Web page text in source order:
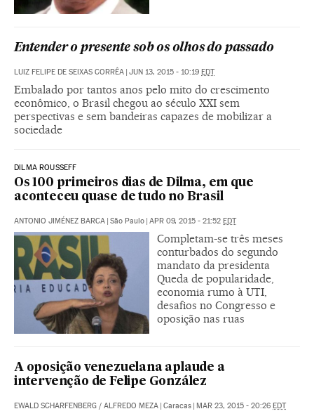
Entender o presente sob os olhos do passado
LUIZ FELIPE DE SEIXAS CORRÊA JUN 13, 2015 - 10:19 EDT
Embalado por tantos anos pelo mito do crescimento
econômico, o Brasil chegou ao século XXI sem
perspectivas e sem bandeiras capazes de mobilizar a
sociedade
DILMA ROUSSEFF
Os 100 primeiros dias de Dilma, em que
aconteceu quase de tudo no Brasil
ANTONIO JIMÉNEZ BARCA São Paulo APR 09, 2015 - 21:52 EDT
Completam-se três meses
conturbados do segundo
mandato da presidenta
Queda de popularidade,
economia rumo à UTI,
desafios no Congresso e
oposição nas ruas
A oposição venezuelana aplaude a
intervenção de Felipe González
EWALD SCHARFENBERG / ALFREDO MEZA Caracas MAR 23, 2015 - 20:26 EDT